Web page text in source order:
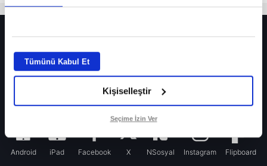
Tümünü Kabul Et
Kişiselleştir
Seçime İzin Ver
Fenerbahçe’de sürpriz ayrılık ihtimali! Devre arasında gelmişti
Fenerbahçe’nin yeni transferi Mason Greenwood için olay sözler!
Galatasaray’da rota yeniden Thiago Almada!
Android iPad Facebook X NSosyal Instagram Flipboard